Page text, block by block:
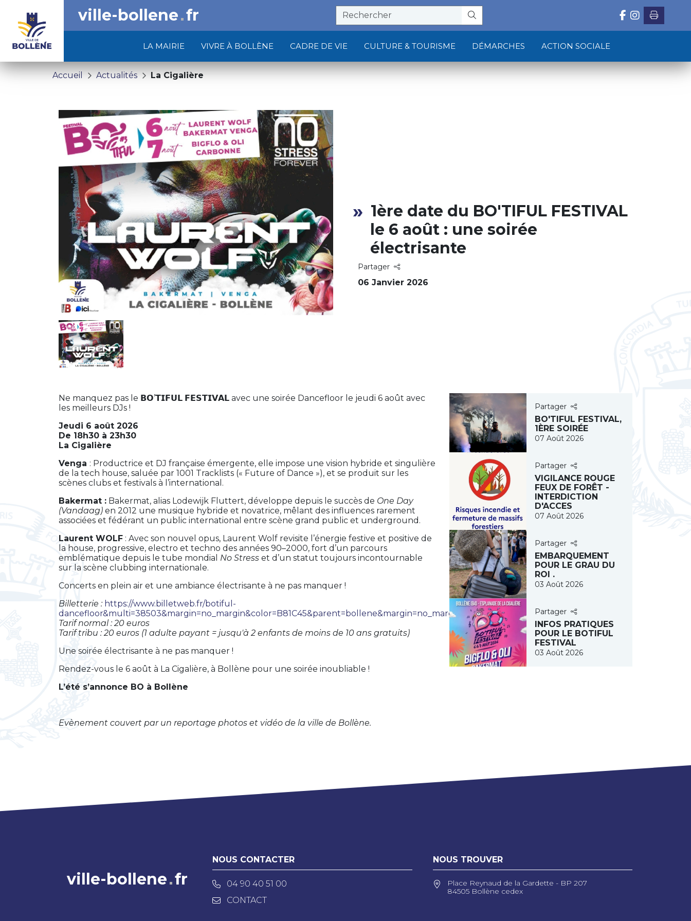
LA MAIRIE VIVRE À BOLLÈNE CADRE DE VIE CULTURE & TOURISME DÉMARCHES ACTION SOCIALE
ville-bollene fr
Accueil Actualités La Cigalière
1ère date du BO'TIFUL FESTIVAL
le 6 août : une soirée
électrisante
Partager
06 Janvier 2026
Ne manquez pas le 𝗕𝗢’𝗧𝗜𝗙𝗨𝗟 𝗙𝗘𝗦𝗧𝗜𝗩𝗔𝗟 avec une soirée Dancefloor le jeudi 6 août avec
les meilleurs DJs !
Jeudi 6 août 2026
De 18h30 à 23h30
La Cigalière
Venga : Productrice et DJ française émergente, elle impose une vision hybride et singulière
de la tech house, saluée par 1001 Tracklists (« Future of Dance »), et se produit sur les
scènes clubs et festivals à l’international.
Bakermat : Bakermat, alias Lodewijk Fluttert, développe depuis le succès de One Day
(Vandaag) en 2012 une musique hybride et novatrice, mêlant des influences rarement
associées et fédérant un public international entre scène grand public et underground.
Laurent WOLF : Avec son nouvel opus, Laurent Wolf revisite l’énergie festive et positive de
la house, progressive, electro et techno des années 90–2000, fort d’un parcours
emblématique depuis le tube mondial No Stress et d’un statut toujours incontournable
sur la scène clubbing internationale.
Concerts en plein air et une ambiance électrisante à ne pas manquer !
Billetterie : https://www.billetweb.fr/botiful-
dancefloor&multi=38503&margin=no_margin&color=B81C45&parent=bollene&margin=no_margin&color=B81C45
Tarif normal : 20 euros
Tarif tribu : 20 euros (1 adulte payant = jusqu'à 2 enfants de moins de 10 ans gratuits)
Une soirée électrisante à ne pas manquer !
Rendez-vous le 6 août à La Cigalière, à Bollène pour une soirée inoubliable !
L’été s’annonce BO à Bollène
Evènement couvert par un reportage photos et vidéo de la ville de Bollène.
Partager
BO'TIFUL FESTIVAL,
1ÈRE SOIRÉE
07 Août 2026
Partager
VIGILANCE ROUGE
FEUX DE FORÊT -
INTERDICTION
D'ACCES
07 Août 2026
Partager
EMBARQUEMENT
POUR LE GRAU DU
ROI .
03 Août 2026
Partager
INFOS PRATIQUES
POUR LE BOTIFUL
FESTIVAL
03 Août 2026
ville-bollene fr
NOUS CONTACTER
04 90 40 51 00
CONTACT
NOUS TROUVER
Place Reynaud de la Gardette - BP 207
84505 Bollène cedex